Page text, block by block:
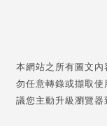
本網站之所有圖文
勿任意轉錄或擷取
議您主動升級瀏覽器